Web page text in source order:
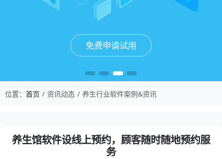
免费申请试用
免费申请试用
免费申请试用
免费申请试用
位置： 首页 资讯动态 养生行业软件案例&资讯
养生馆软件设线上预约，顾客随时随地预约服
务